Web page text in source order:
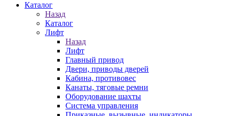
Каталог
Назад
Каталог
Лифт
Назад
Лифт
Главный привод
Двери, приводы дверей
Кабина, противовес
Канаты, тяговые ремни
Оборудование шахты
Система управления